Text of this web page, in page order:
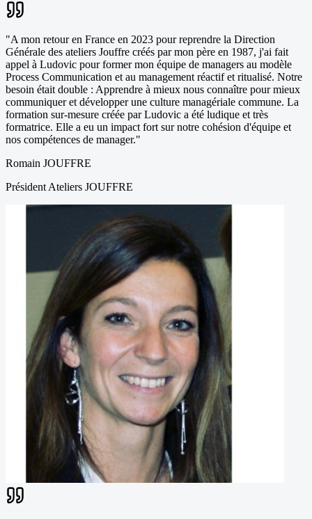
"A mon retour en France en 2023 pour reprendre la Direction
Générale des ateliers Jouffre créés par mon père en 1987, j'ai fait
appel à Ludovic pour former mon équipe de managers au modèle
Process Communication et au management réactif et ritualisé. Notre
besoin était double : Apprendre à mieux nous connaître pour mieux
communiquer et développer une culture managériale commune. La
formation sur-mesure créée par Ludovic a été ludique et très
formatrice. Elle a eu un impact fort sur notre cohésion d'équipe et
nos compétences de manager."
Romain JOUFFRE
Président Ateliers JOUFFRE